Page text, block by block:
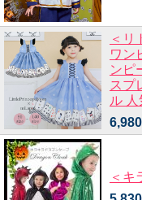
＜リ
ワン
ンピ
スプ
ル
＜キ